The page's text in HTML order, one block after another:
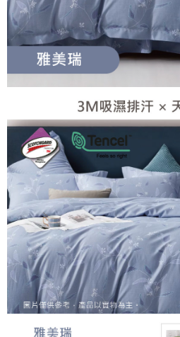
任。
４．使用「AFTEE先享後付」時，將依據
時審查核予不同之上限額度；若仍有額度不
請求用戶進行身份認證。
５．嚴禁一人註冊多個帳號或使用他人資
恩沛科技股份有限公司將有權停止該用戶